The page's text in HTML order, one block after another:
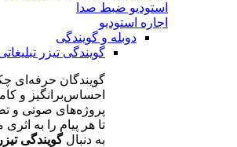
استودیو ضبط صدا
اجاره استودیو
دوبله و گویندگی
گویندگی تیزر
گویندگان حرفه‌ای
احساس‌برانگیز و
پروژه‌های صوتی و
تا هر پیام را به اثری
به دنبالگویندگی